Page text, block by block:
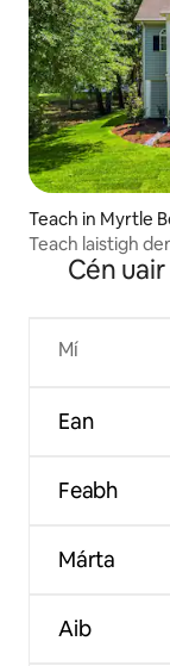
Teach in Myrtle
Teach laistigh
Cén
Mí
Ean
Feabh
Márta
Aib